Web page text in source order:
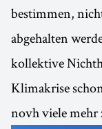
bestimmen,
abgehalten
kollektive
Klimakrise
novh viele